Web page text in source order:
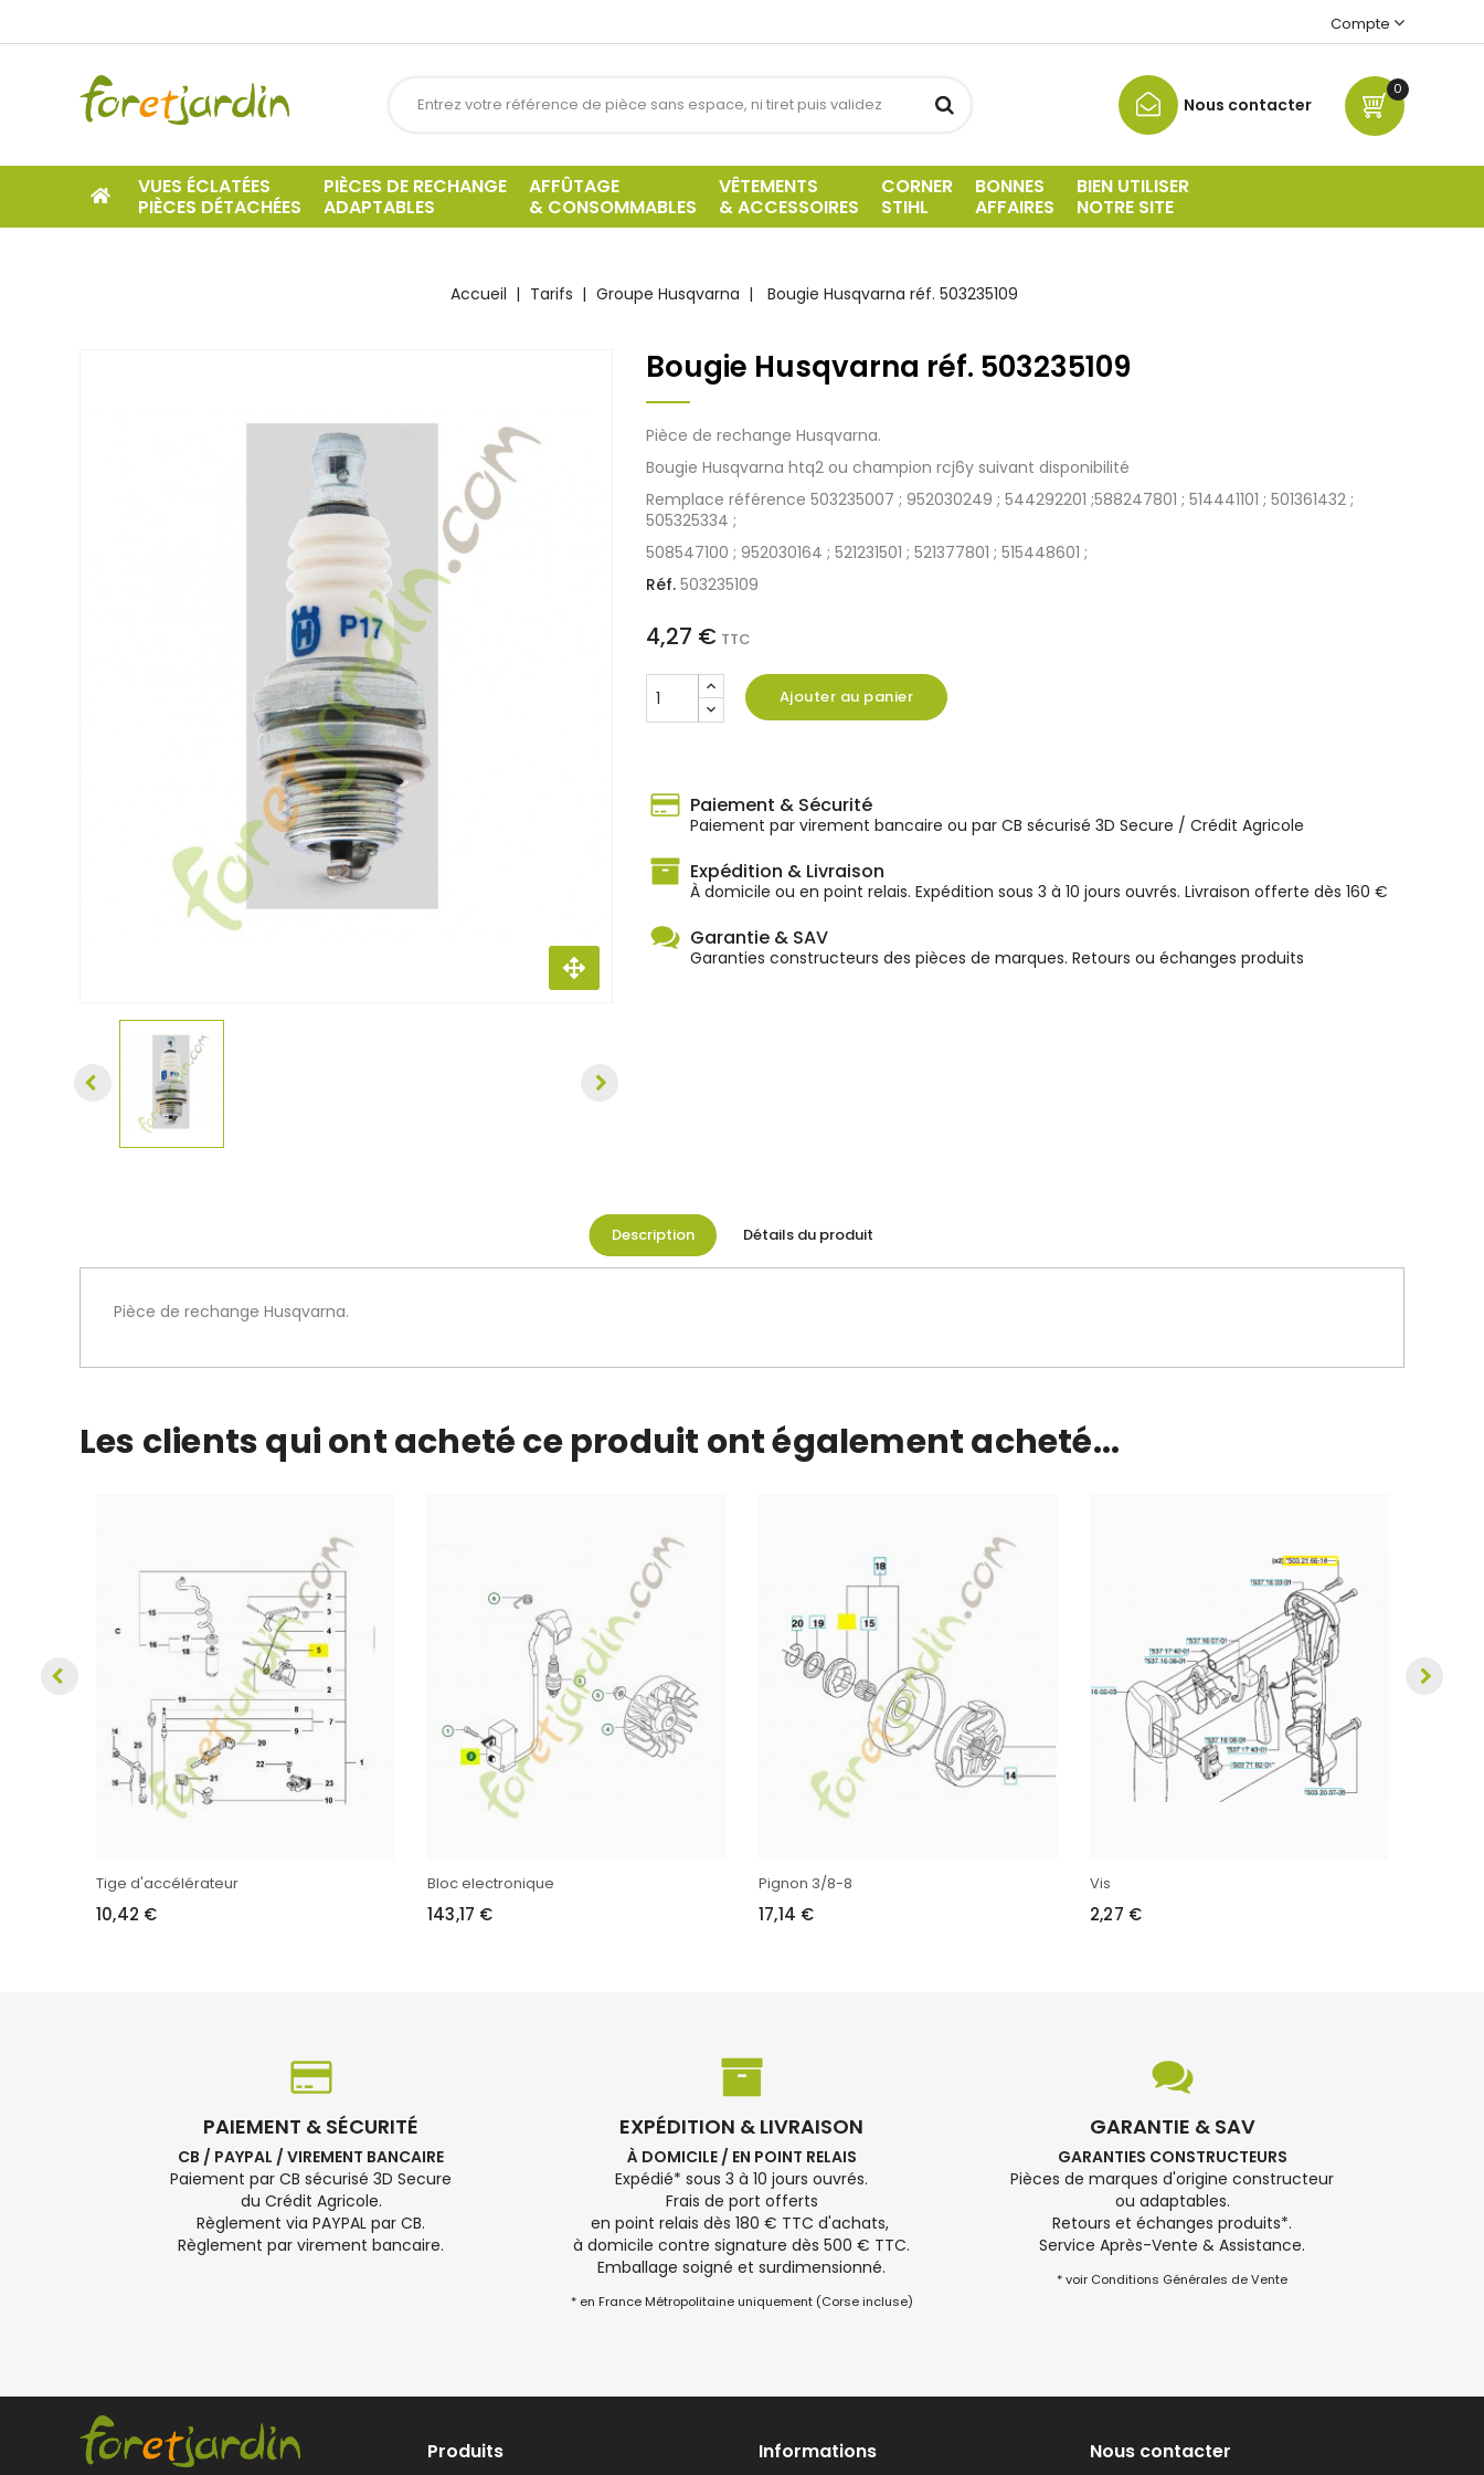
Compte
0
Nous contacter
VUES ÉCLATÉES
PIÈCES DÉTACHÉES
PIÈCES DE RECHANGE
ADAPTABLES
AFFÛTAGE
& CONSOMMABLES
VÊTEMENTS
& ACCESSOIRES
CORNER
STIHL
BONNES
AFFAIRES
BIEN UTILISER
NOTRE SITE
Accueil Tarifs Groupe Husqvarna Bougie Husqvarna réf. 503235109
Bougie Husqvarna réf. 503235109
Pièce de rechange Husqvarna.
Bougie Husqvarna htq2 ou champion rcj6y suivant disponibilité
Remplace référence 503235007 ; 952030249 ; 544292201 ;588247801 ; 514441101 ; 501361432 ;
505325334 ;
508547100 ; 952030164 ; 521231501 ; 521377801 ; 515448601 ;
Réf. 503235109
4,27 € TTC
Ajouter au panier
Paiement & Sécurité
Paiement par virement bancaire ou par CB sécurisé 3D Secure / Crédit Agricole
Expédition & Livraison
À domicile ou en point relais. Expédition sous 3 à 10 jours ouvrés. Livraison offerte dès 160 €
Garantie & SAV
Garanties constructeurs des pièces de marques. Retours ou échanges produits
Description Détails du produit
Pièce de rechange Husqvarna.
Les clients qui ont acheté ce produit ont également acheté...
Tige d'accélérateur
10,42 €
Bloc electronique
143,17 €
Pignon 3/8-8
17,14 €
Vis
2,27 €
PAIEMENT & SÉCURITÉ
CB / PAYPAL / VIREMENT BANCAIRE
Paiement par CB sécurisé 3D Secure
du Crédit Agricole.
Règlement via PAYPAL par CB.
Règlement par virement bancaire.
EXPÉDITION & LIVRAISON
À DOMICILE / EN POINT RELAIS
Expédié* sous 3 à 10 jours ouvrés.
Frais de port offerts
en point relais dès 180 € TTC d'achats,
à domicile contre signature dès 500 € TTC.
Emballage soigné et surdimensionné.
* en France Métropolitaine uniquement (Corse incluse)
GARANTIE & SAV
GARANTIES CONSTRUCTEURS
Pièces de marques d'origine constructeur
ou adaptables.
Retours et échanges produits*.
Service Après-Vente & Assistance.
* voir Conditions Générales de Vente
Produits Informations Nous contacter